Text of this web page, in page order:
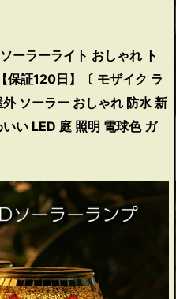
ーラーライト おしゃれ ト
保証120日】〔 モザイク ラ
ソーラー おしゃれ 防水 新
い LED 庭 照明 電球色 ガ